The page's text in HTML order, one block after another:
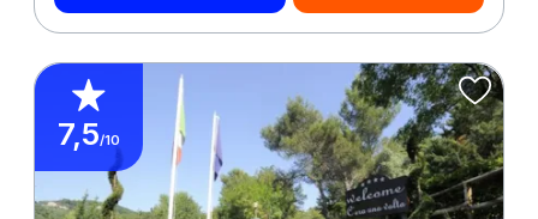
7,5/10